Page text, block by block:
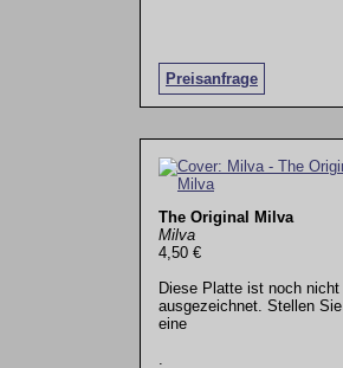
Preisanfrage
The Original Milva
Milva
4,50 €
Diese Platte ist noch nicht
ausgezeichnet. Stellen Sie
eine